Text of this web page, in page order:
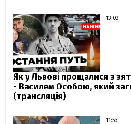
13:03
Як у Львові прощалися з
- Василем Особою, який
(трансляція)
11:55